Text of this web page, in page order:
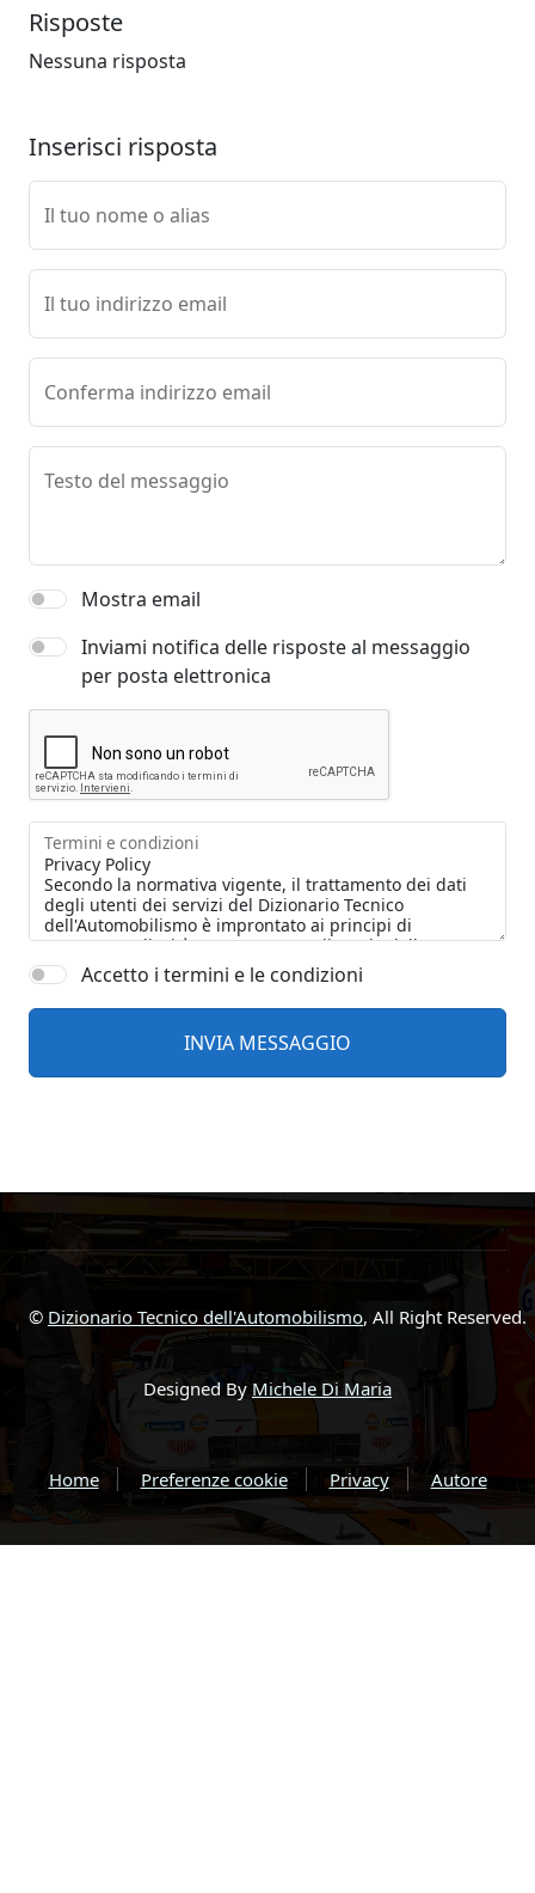
Risposte
Nessuna risposta
Inserisci risposta
Il tuo nome o alias
Il tuo indirizzo email
Conferma indirizzo email
Testo del messaggio
Mostra email
Inviami notifica delle risposte al messaggio
per posta elettronica
Termini e condizioni
Accetto i termini e le condizioni
© Dizionario Tecnico dell'Automobilismo, All Right Reserved.
Designed By Michele Di Maria
Home Preferenze cookie Privacy Autore